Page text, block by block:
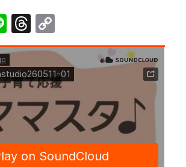
Li
n
e
T
h
r
e
a
d
s
o
p
y
Li
n
k